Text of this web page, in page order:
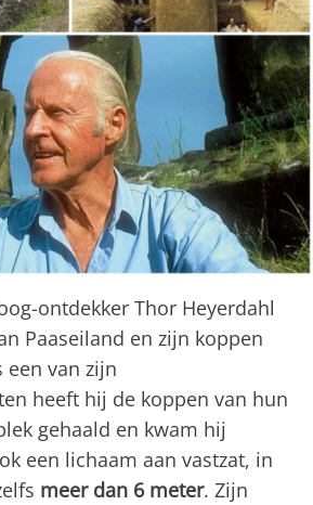
ontdekker Thor Heyerdahl
Paaseiland en zijn koppen
een van zijn
heeft hij de koppen van hun
gehaald en kwam hij
een lichaam aan vastzat, in
meer dan 6 meter. Zijn